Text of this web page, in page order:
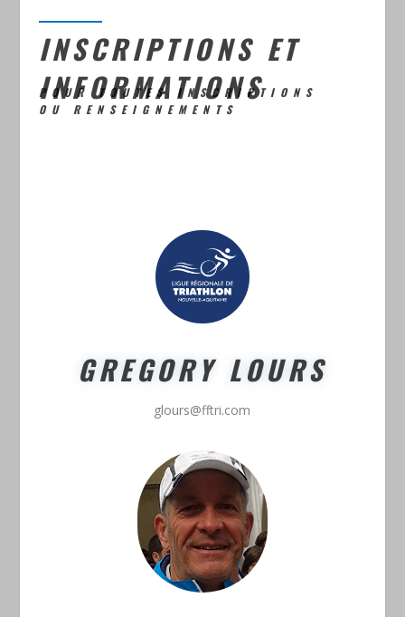
INSCRIPTIONS ET
INFORMATIONS
POUR TOUTES INSCRIPTIONS
OU RENSEIGNEMENTS
GREGORY LOURS
glours@fftri.com